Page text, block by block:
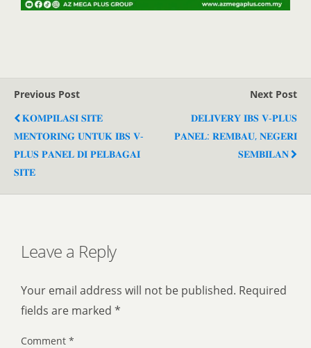
Previous Post
𝐊𝐎𝐌𝐏𝐈𝐋𝐀𝐒𝐈 𝐒𝐈𝐓𝐄
𝐌𝐄𝐍𝐓𝐎𝐑𝐈𝐍𝐆 𝐔𝐍𝐓𝐔𝐊 𝐈𝐁𝐒 𝐕-
𝐏𝐋𝐔𝐒 𝐏𝐀𝐍𝐄𝐋 𝐃𝐈 𝐏𝐄𝐋𝐁𝐀𝐆𝐀𝐈
𝐒𝐈𝐓𝐄
Next Post
𝐃𝐄𝐋𝐈𝐕𝐄𝐑𝐘 𝐈𝐁𝐒 𝐕-𝐏𝐋𝐔𝐒
𝐏𝐀𝐍𝐄𝐋: 𝐑𝐄𝐌𝐁𝐀𝐔, 𝐍𝐄𝐆𝐄𝐑𝐈
𝐒𝐄𝐌𝐁𝐈𝐋𝐀𝐍
Leave a Reply
Your email address will not be published. Required
fields are marked *
Comment *